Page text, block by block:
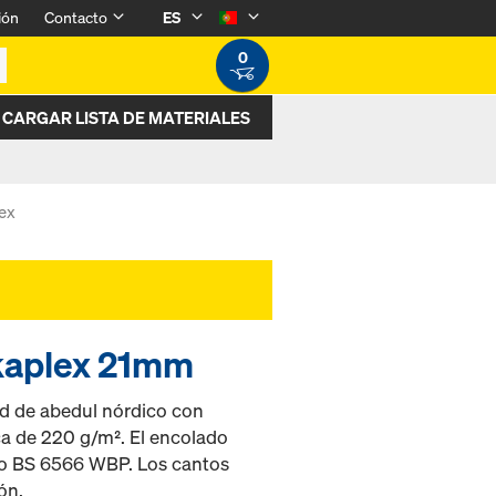
Contacto
ES
0
CARGAR LISTA DE MATERIALES
21mm
de abedul nórdico con
de 220 g/m². El encolado
BS 6566 WBP. Los cantos